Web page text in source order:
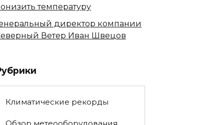
температуру
директор компании
Ветер Иван Швецов
Климатические рекорды